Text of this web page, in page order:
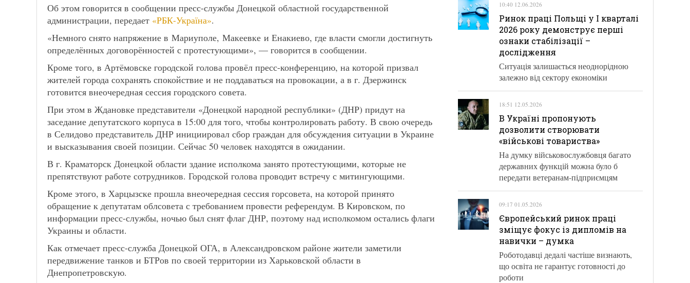
Об этом говорится в сообщении пресс-службы Донецкой областной государственной
администрации, передает «РБК-Україна».
«Немного снято напряжение в Мариуполе, Макеевке и Енакиево, где власти смогли достигнуть
определённых договорённостей с протестующими», — говорится в сообщении.
Кроме того, в Артёмовске городской голова провёл пресс-конференцию, на которой призвал
жителей города сохранять спокойствие и не поддаваться на провокации, а в г. Дзержинск
готовится внеочередная сессия городского совета.
При этом в Ждановке представители «Донецкой народной республики» (ДНР) придут на
заседание депутатского корпуса в 15:00 для того, чтобы контролировать работу. В свою очередь
в Селидово представитель ДНР инициировал сбор граждан для обсуждения ситуации в Украине
и высказывания своей позиции. Сейчас 50 человек находятся в ожидании.
В г. Краматорск Донецкой области здание исполкома занято протестующими, которые не
препятствуют работе сотрудников. Городской голова проводит встречу с митингующими.
Кроме этого, в Харцызске прошла внеочередная сессия горсовета, на которой принято
обращение к депутатам облсовета с требованием провести референдум. В Кировском, по
информации пресс-службы, ночью был снят флаг ДНР, поэтому над исполкомом остались флаги
Украины и области.
Как отмечает пресс-служба Донецкой ОГА, в Александровском районе жители заметили
передвижение танков и БТРов по своей территории из Харьковской области в
Днепропетровскую.
10:40 12.06.2026
Ринок праці Польщі у І кварталі
2026 року демонструє перші
ознаки стабілізації –
дослідження
Ситуація залишається неоднорідною
залежно від сектору економіки
18:51 12.05.2026
В Україні пропонують
дозволити створювати
«військові товариства»
На думку військовослужбовця багато
державних функцій можна було б
передати ветеранам-підприємцям
09:17 01.05.2026
Європейський ринок праці
зміщує фокус із дипломів на
навички – думка
Роботодавці дедалі частіше визнають,
що освіта не гарантує готовності до
роботи